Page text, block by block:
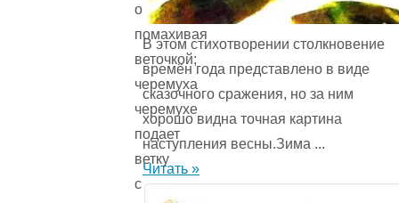
осинку,
помахивая
веточкой;
черемуха
черемухе
подает
ветку
с
В этом стихотворении столкновение
времён года представ­лено в виде
сказочного сражения, но за ним
хорошо видна точная картина
наступления весны.Зима ...
Читать »